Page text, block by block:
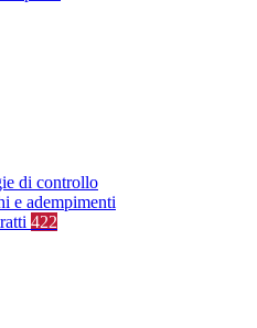
di controllo
e adempimenti
422